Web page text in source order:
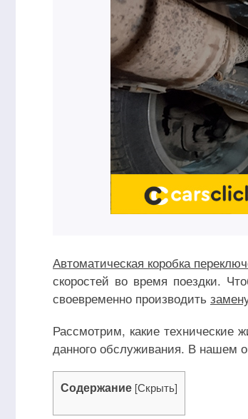
Автоматическая коробка
скоростей во время поездки.
своевременно производить
Рассмотрим, какие технические
данного обслуживания. В нашем
Содержание [Скрыть]